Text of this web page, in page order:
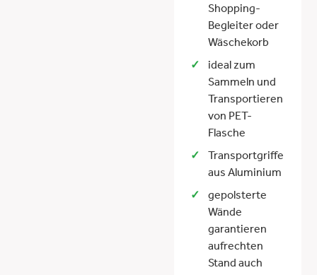
Shopping-
Begleiter oder
Wäschekorb
ideal zum
Sammeln und
Transportieren
von PET-
Flasche
Transportgriffe
aus Aluminium
gepolsterte
Wände
garantieren
aufrechten
Stand auch